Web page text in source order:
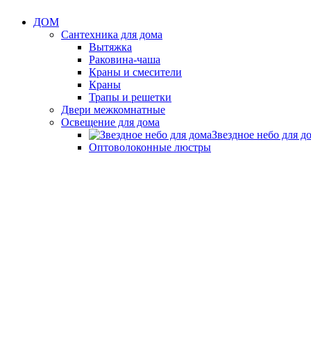
ДОМ
Сантехника для дома
Вытяжка
Раковина-чаша
Краны и смесители
Краны
Трапы и решетки
Двери межкомнатные
Освещение для дома
Звездное небо для
Оптоволоконные люстры